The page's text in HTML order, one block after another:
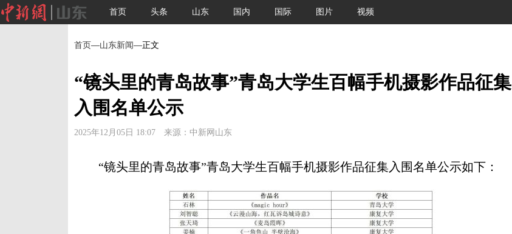
首页 头条 山东 国内 国际 图片 视频
首页—山东新闻—正文
“镜头里的青岛故事”青岛大学生百幅手机摄影作品征集
入围名单公示
2025年12月05日 18:07 来源：中新网山东
“镜头里的青岛故事”青岛大学生百幅手机摄影作品征集入围名单公示如下：